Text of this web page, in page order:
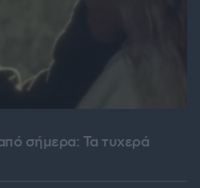
σήμερα: Τα τυχερά